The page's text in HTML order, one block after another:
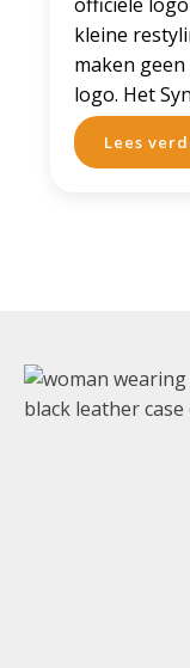
kleine
maken
logo. Het
Lees